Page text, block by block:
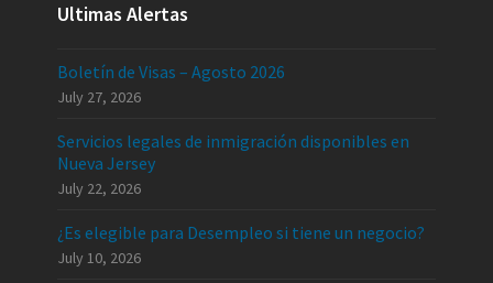
Ultimas Alertas
Boletín de Visas – Agosto 2026
July 27, 2026
Servicios legales de inmigración disponibles en
Nueva Jersey
July 22, 2026
¿Es elegible para Desempleo si tiene un negocio?
July 10, 2026